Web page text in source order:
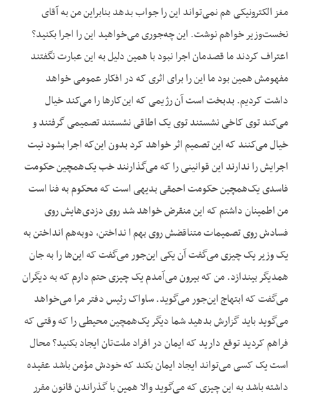
مغز الکترونیکی هم نمی‌تواند این را جواب بدهد بنابراین من به آقای
نخست‌وزیر خواهم نوشت. این چه‌جوری می‌خواهید این را اجرا بکنید؟
اعتراف کردند ما قصدمان اجرا نبود با همین دلیل به این عبارت نگفتند
مفهومش همین بود ما این را برای اثری که در افکار عمومی خواهد
داشت کردیم. بدبخت است آن رژیمی که این‌کارها را می‌کند خیال
می‌کند توی کاخی نشستند توی یک اطاقی نشستند تصمیمی گرفتند و
خیال می‌کنند که این تصمیم اثر خواهد کرد بدون این‌که اجرا بشود نیت
اجرایش را ندارند این قوانینی را که می‌گذارنند خب یک‌همچین حکومت
فاسدی یک‌همچین حکومت احمقی بدیهی است که محکوم به فنا است
من اطمینان داشتم که این منقرض خواهد شد روی دزدی‌هایش روی
فسادش روی تصمیمات متناقضش روی بهم ا نداختن، دوبه‌هم انداختن به
یک وزیر یک چیزی می‌گفت آن یکی این‌جور می‌گفت که این‌ها را به جان
همدیگر بیندازد. من که بیرون می‌آمدم یک چیزی حتم دارم که به دیگران
می‌گفت که ابتهاج این‌جور می‌گوید. ساواک رئیس دفتر مرا می‌خواهد
می‌گوید باید گزارش بدهید شما دیگر یک‌همچین محیطی را که وقتی که
فراهم کردید توقع دارید که ایمان در افراد ملت‌تان ایجاد بکنید؟ محال
است یک کسی می‌تواند ایجاد ایمان بکند که خودش مؤمن باشد عقیده
داشته باشد به این چیزی که می‌گوید والا همین با گذراندن قانون مقرر